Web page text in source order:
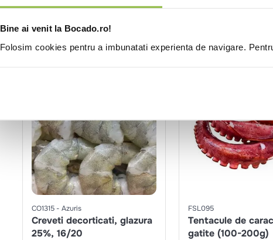
Bine ai venit la Bocado.ro!
Folosim cookies pentru a imbunatati experienta de navigare.
CO1315 Azuris
Creveti decorticati, glazura
25%, 16/20
FSL095
Tentacule de
gatite (100-200g)